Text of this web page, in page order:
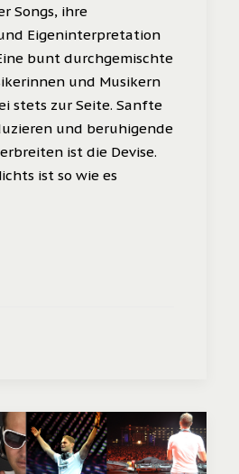
Songs, ihre
Eigeninterpretation
bunt durchgemischte
und Musikern
stets zur Seite. Sanfte
und beruhigende
ist die Devise.
ist so wie es